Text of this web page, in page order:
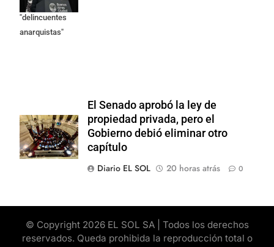
como
"delincuentes
anarquistas"
El Senado aprobó la ley de
propiedad privada, pero el
Gobierno debió eliminar otro
capítulo
Diario EL SOL
20 horas atrás 0
© Copyright 2026 EL SOL SA | Todos los derechos
reservados. Queda prohibida la reproducción total o